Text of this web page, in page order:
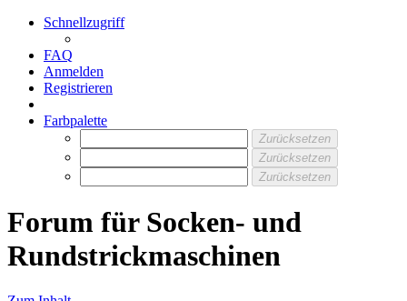
Schnellzugriff
FAQ
Anmelden
Registrieren
Farbpalette
Zurücksetzen
Zurücksetzen
Zurücksetzen
Forum für Socken- und
Rundstrickmaschinen